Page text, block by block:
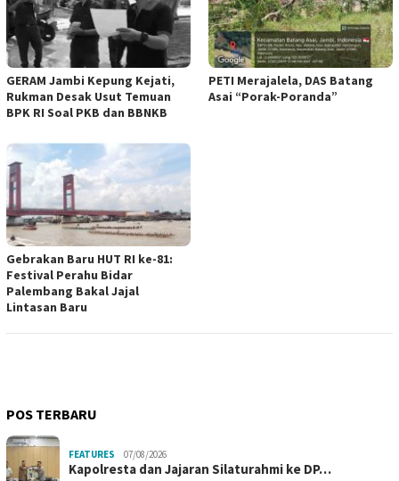
GERAM Jambi Kepung Kejati,
Rukman Desak Usut Temuan
BPK RI Soal PKB dan BBNKB
PETI Merajalela, DAS Batang
Asai “Porak-Poranda”
Gebrakan Baru HUT RI ke-81:
Festival Perahu Bidar
Palembang Bakal Jajal
Lintasan Baru
POS TERBARU
FEATURES 07/08/2026
Kapolresta dan Jajaran Silaturahmi ke DP…